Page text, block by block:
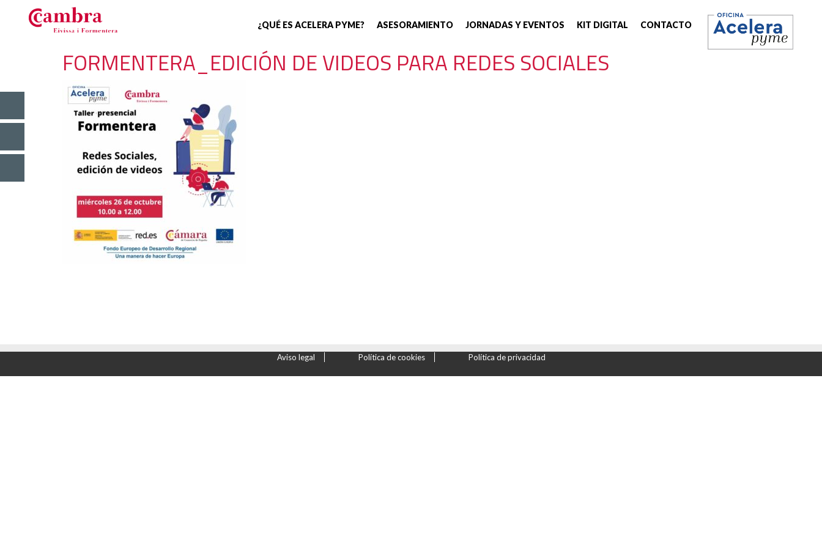
¿QUÉ ES ACELERA PYME? ASESORAMIENTO JORNADAS Y EVENTOS KIT DIGITAL CONTACTO
FORMENTERA_EDICIÓN DE VIDEOS PARA REDES SOCIALES
Aviso legal Política de cookies Política de privacidad